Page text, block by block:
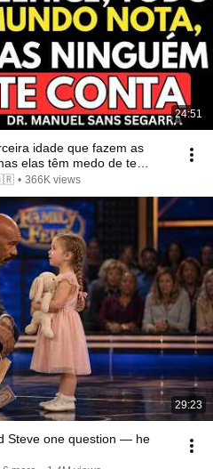
24:51
idade que fazem as
elas têm medo de te
• 366K views
29:23
Steve one question — he